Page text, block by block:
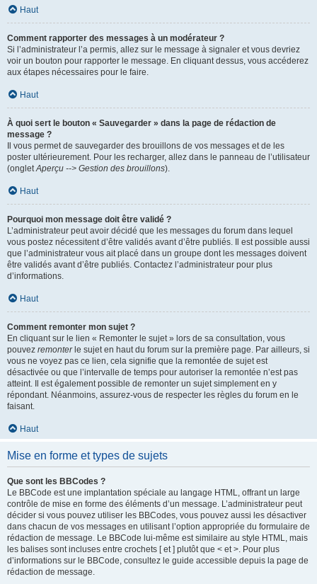
Haut
Comment rapporter des messages à un modérateur ?
Si l’administrateur l’a permis, allez sur le message à signaler et vous devriez
voir un bouton pour rapporter le message. En cliquant dessus, vous accéderez
aux étapes nécessaires pour le faire.
Haut
À quoi sert le bouton « Sauvegarder » dans la page de rédaction de
message ?
Il vous permet de sauvegarder des brouillons de vos messages et de les
poster ultérieurement. Pour les recharger, allez dans le panneau de l’utilisateur
(ongletAperçu --> Gestion des brouillons).
Haut
Pourquoi mon message doit être validé ?
L’administrateur peut avoir décidé que les messages du forum dans lequel
vous postez nécessitent d’être validés avant d’être publiés. Il est possible aussi
que l’administrateur vous ait placé dans un groupe dont les messages doivent
être validés avant d’être publiés. Contactez l’administrateur pour plus
d’informations.
Haut
Comment remonter mon sujet ?
En cliquant sur le lien « Remonter le sujet » lors de sa consultation, vous
pouvez remonterle sujet en haut du forum sur la première page. Par ailleurs, si
vous ne voyez pas ce lien, cela signifie que la remontée de sujet est
désactivée ou que l’intervalle de temps pour autoriser la remontée n’est pas
atteint. Il est également possible de remonter un sujet simplement en y
répondant. Néanmoins, assurez-vous de respecter les règles du forum en le
faisant.
Haut
Mise en forme et types de sujets
Que sont les BBCodes ?
Le BBCode est une implantation spéciale au langage HTML, offrant un large
contrôle de mise en forme des éléments d’un message. L’administrateur peut
décider si vous pouvez utiliser les BBCodes, vous pouvez aussi les désactiver
dans chacun de vos messages en utilisant l’option appropriée du formulaire de
rédaction de message. Le BBCode lui-même est similaire au style HTML, mais
les balises sont incluses entre crochets [ et ] plutôt que < et >. Pour plus
d’informations sur le BBCode, consultez le guide accessible depuis la page de
rédaction de message.